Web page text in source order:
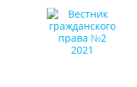
Нет в наличии